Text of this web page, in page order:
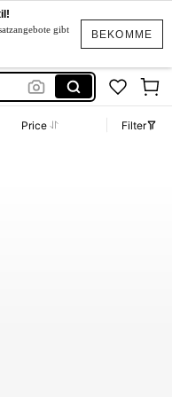
BEKOMME
gibt
Price
Filter